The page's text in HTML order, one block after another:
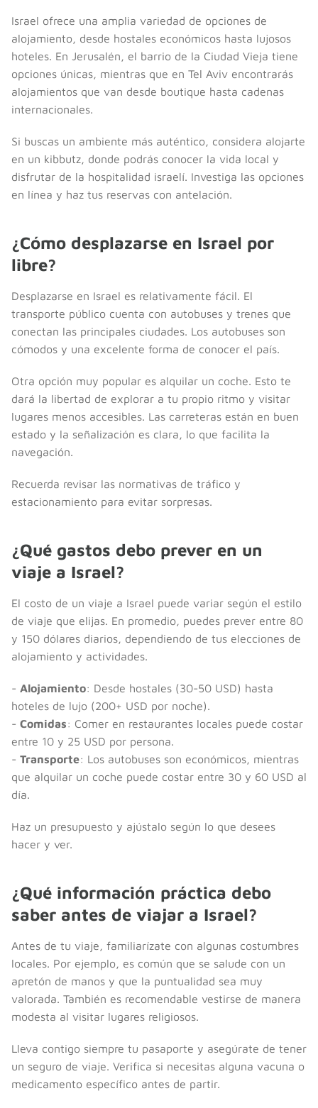
Israel ofrece una amplia variedad de opciones de
alojamiento, desde hostales económicos hasta lujosos
hoteles. En Jerusalén, el barrio de la Ciudad Vieja tiene
opciones únicas, mientras que en Tel Aviv encontrarás
alojamientos que van desde boutique hasta cadenas
internacionales.
Si buscas un ambiente más auténtico, considera alojarte
en un kibbutz, donde podrás conocer la vida local y
disfrutar de la hospitalidad israelí. Investiga las opciones
en línea y haz tus reservas con antelación.
¿Cómo desplazarse en Israel por
libre?
Desplazarse en Israel es relativamente fácil. El
transporte público cuenta con autobuses y trenes que
conectan las principales ciudades. Los autobuses son
cómodos y una excelente forma de conocer el país.
Otra opción muy popular es alquilar un coche. Esto te
dará la libertad de explorar a tu propio ritmo y visitar
lugares menos accesibles. Las carreteras están en buen
estado y la señalización es clara, lo que facilita la
navegación.
Recuerda revisar las normativas de tráfico y
estacionamiento para evitar sorpresas.
¿Qué gastos debo prever en un
viaje a Israel?
El costo de un viaje a Israel puede variar según el estilo
de viaje que elijas. En promedio, puedes prever entre 80
y 150 dólares diarios, dependiendo de tus elecciones de
alojamiento y actividades.
- Alojamiento: Desde hostales (30-50 USD) hasta
hoteles de lujo (200+ USD por noche).
- Comidas: Comer en restaurantes locales puede costar
entre 10 y 25 USD por persona.
- Transporte: Los autobuses son económicos, mientras
que alquilar un coche puede costar entre 30 y 60 USD al
día.
Haz un presupuesto y ajústalo según lo que desees
hacer y ver.
¿Qué información práctica debo
saber antes de viajar a Israel?
Antes de tu viaje, familiarízate con algunas costumbres
locales. Por ejemplo, es común que se salude con un
apretón de manos y que la puntualidad sea muy
valorada. También es recomendable vestirse de manera
modesta al visitar lugares religiosos.
Lleva contigo siempre tu pasaporte y asegúrate de tener
un seguro de viaje. Verifica si necesitas alguna vacuna o
medicamento específico antes de partir.